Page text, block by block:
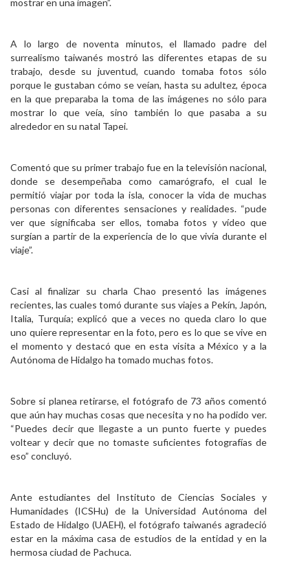
mostrar en una imagen”.
A lo largo de noventa minutos, el llamado padre del
surrealismo taiwanés mostró las diferentes etapas de su
trabajo, desde su juventud, cuando tomaba fotos sólo
porque le gustaban cómo se veían, hasta su adultez, época
en la que preparaba la toma de las imágenes no sólo para
mostrar lo que veía, sino también lo que pasaba a su
alrededor en su natal Tapei.
Comentó que su primer trabajo fue en la televisión nacional,
donde se desempeñaba como camarógrafo, el cual le
permitió viajar por toda la isla, conocer la vida de muchas
personas con diferentes sensaciones y realidades. “pude
ver que significaba ser ellos, tomaba fotos y vídeo que
surgían a partir de la experiencia de lo que vivía durante el
viaje”.
Casi al finalizar su charla Chao presentó las imágenes
recientes, las cuales tomó durante sus viajes a Pekín, Japón,
Italia, Turquía; explicó que a veces no queda claro lo que
uno quiere representar en la foto, pero es lo que se vive en
el momento y destacó que en esta visita a México y a la
Autónoma de Hidalgo ha tomado muchas fotos.
Sobre si planea retirarse, el fotógrafo de 73 años comentó
que aún hay muchas cosas que necesita y no ha podido ver.
“Puedes decir que llegaste a un punto fuerte y puedes
voltear y decir que no tomaste suficientes fotografías de
eso” concluyó.
Ante estudiantes del Instituto de Ciencias Sociales y
Humanidades (ICSHu) de la Universidad Autónoma del
Estado de Hidalgo (UAEH), el fotógrafo taiwanés agradeció
estar en la máxima casa de estudios de la entidad y en la
hermosa ciudad de Pachuca.